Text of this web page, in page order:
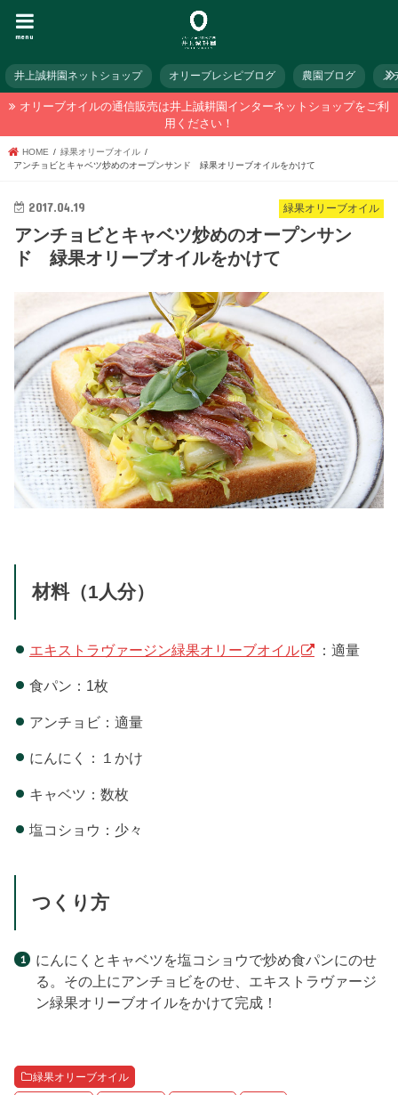
menu
井上誠耕園ネットショップ オリーブレシピブログ 農園ブログ メ
オリーブオイルの通信販売は井上誠耕園インターネットショップをご利
用ください！
HOME
緑果オリーブオイル
アンチョビとキャベツ炒めのオープンサンド 緑果オリーブオイルをかけて
緑果オリーブオイル
2017.04.19
アンチョビとキャベツ炒めのオープンサン
ド 緑果オリーブオイルをかけて
材料（1人分）
エキストラヴァージン緑果オリーブオイル ：適量
食パン：1枚
アンチョビ：適量
にんにく：１かけ
キャベツ：数枚
塩コショウ：少々
つくり方
にんにくとキャベツを塩コショウで炒め食パンにのせ
る。その上にアンチョビをのせ、エキストラヴァージ
ン緑果オリーブオイルをかけて完成！
緑果オリーブオイル